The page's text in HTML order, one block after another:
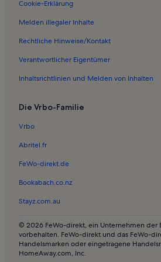
Ferienwohnungen in Babylone Strand
Ferienwohnungen in Søllerød Golfklub
Ferienwohnungen in Horsholm Kirche
Häuser in Hørsholm
Häuser in Bellevue Strand
Villen in Gentofte-See
Häuser in Vejby
Ferienunterkünfte am Meer nahe
Ferienunterkünfte mit Pool nahe
Lodges in Skodsborg Strand -
Häuser in Skodsborg Strand -
Lodges in Vm Bjerget
Häuser in Skolestranden
Ferienunterkünfte für Familien in Hillerød
Cookie-Erklärung
Melden illegaler Inhalte
Rechtliche Hinweise/Kontakt
Verantwortlicher Eigentümer
Inhaltsrichtlinien und Melden von Inhalten
Die Vrbo-Familie
Vrbo
Abritel.fr
FeWo-direkt.de
Bookabach.co.nz
Stayz.com.au
© 2026 FeWo-direkt, ein Unternehmen der
vorbehalten. FeWo-direkt und das FeWo-
Handelsmarken oder eingetragene
HomeAway.com, Inc.